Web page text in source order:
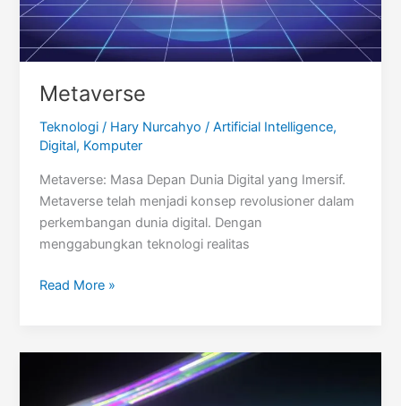
Metaverse
Teknologi / Hary Nurcahyo/Artificial Intelligence,
Digital, Komputer
Metaverse: Masa Depan Dunia Digital yang Imersif.
Metaverse telah menjadi konsep revolusioner dalam
perkembangan dunia digital. Dengan
menggabungkan teknologi realitas
Metaverse
Read More »